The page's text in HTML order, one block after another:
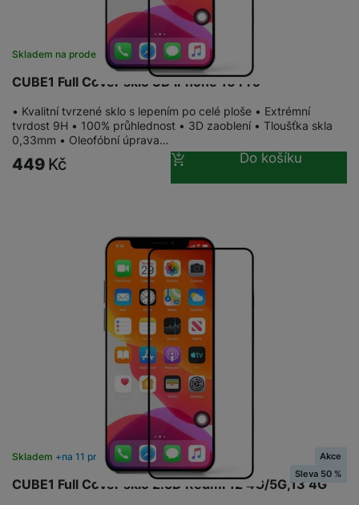
CUBE1 Full Cover sklo 3D iPhone 16 Pro
Skladem na prodejně na 11 prodejnách
• Kvalitní tvrzené sklo s lepením po celé ploše • Extrémní
tvrdost 9H • 100% průhlednost • 3D zaoblení • Tloušťka skla
0,33mm • Oleofóbní úprava…
449 Kč Do košíku
CUBE1 Full Cover sklo 2.5D Redmi 12 4G/5G,13 4G
Skladem na 11 prodejnách
Akce
Sleva 50 %